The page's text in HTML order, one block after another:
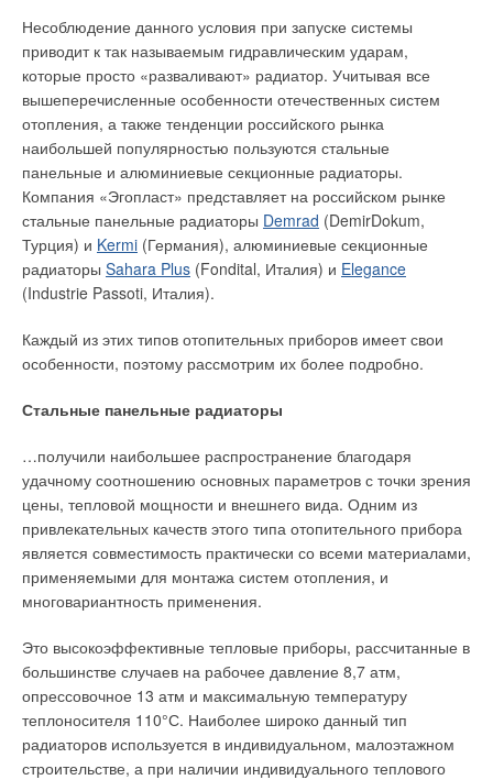
Несоблюдение данного условия при запуске системы
приводит к так называемым гидравлическим ударам,
которые просто «разваливают» радиатор. Учитывая все
вышеперечисленные особенности отечественных систем
отопления, а также тенденции российского рынка
наибольшей популярностью пользуются стальные
панельные и алюминиевые секционные радиаторы.
Компания «Эгопласт» представляет на российском рынке
стальные панельные радиаторы Demrad (DemirDokum,
Турция) и Kermi (Германия), алюминиевые секционные
радиаторы Sahara Plus (Fondital, Италия) и Elegance
(Industrie Passoti, Италия).
Каждый из этих типов отопительных приборов имеет свои
особенности, поэтому рассмотрим их более подробно.
Стальные панельные радиаторы
…получили наибольшее распространение благодаря
удачному соотношению основных параметров с точки зрения
цены, тепловой мощности и внешнего вида. Одним из
привлекательных качеств этого типа отопительного прибора
является совместимость практически со всеми материалами,
применяемыми для монтажа систем отопления, и
многовариантность применения.
Это высокоэффективные тепловые приборы, рассчитанные в
большинстве случаев на рабочее давление 8,7 атм,
опрессовочное 13 атм и максимальную температуру
теплоносителя 110°С. Наиболее широко данный тип
радиаторов используется в индивидуальном, малоэтажном
строительстве, а при наличии индивидуального теплового
крупных частиц различных видов пыли, масляного тумана,
сварочного дыма, выделяющегося при сварке оцинкованной
стали, алюминия, нержавеющей и гальванизированной
стали, дыма, выделяющегося при пайке и точечной сварке.
Механические фильтры обладают высокой степенью очистки
воздуха от твердых частиц размером от 0,1 микрона (очистка
64%). Твердые частицы размером более 2,0 микрон
улавливаются механическими фильтрами на 100%.
Кассетные фильтры
Самоочищающиеся воздушные фильтры с системой
самоочистки фильтрующих элементов получили широкое
распространение во всех областях промышленности
благодаря низким эксплуатационным затратам и
возможности построения фильтра с большой
производительностью при минимальной потере давления.
загрязненного воздуха от сухих частиц различных видов
пыли и дыма размером от 200 до 0,05 микрон и менее.
Эффективность очистки фильтра достигает 99,9% по всему
указанному диапазону размеров частиц. Срок службы кассет
в среднем — 5 лет.
Пылеуловители
Пылеулавливающие агрегаты (сухие циклоны) с
механическим способом фильтрации воздуха применяются
для очистки загрязненного воздуха от средне-
крупнодисперсных частиц различных видов сухой пыли. По
эффективности действия предлагаемые агрегаты относятся
к воздушным фильтрам 3 класса, которые улавливают
Рис. 7. Схема De Dietrich
Рис. 8. Многокотловые
отопительные системы
с первичными и
вторичными
циркуляционными
кольцами (американская
Рис. 9. Схема с
гидравлическим
распределителем
открытого типа
Размеры для расчета по
гидравлического
распределителя (г.
Мытищи)
Всем известна традиционная классическая гидравлическая